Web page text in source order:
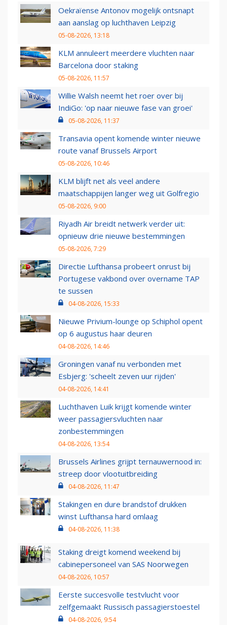
Oekraïense Antonov mogelijk ontsnapt
aan aanslag op luchthaven Leipzig
05-08-2026, 13:18
KLM annuleert meerdere vluchten naar
Barcelona door staking
05-08-2026, 11:57
Willie Walsh neemt het roer over bij
IndiGo: 'op naar nieuwe fase van groei'
05-08-2026, 11:37
Transavia opent komende winter nieuwe
route vanaf Brussels Airport
05-08-2026, 10:46
KLM blijft net als veel andere
maatschappijen langer weg uit Golfregio
05-08-2026, 9:00
Riyadh Air breidt netwerk verder uit:
opnieuw drie nieuwe bestemmingen
05-08-2026, 7:29
Directie Lufthansa probeert onrust bij
Portugese vakbond over overname TAP
te sussen
04-08-2026, 15:33
Nieuwe Privium-lounge op Schiphol opent
op 6 augustus haar deuren
04-08-2026, 14:46
Groningen vanaf nu verbonden met
Esbjerg: 'scheelt zeven uur rijden'
04-08-2026, 14:41
Luchthaven Luik krijgt komende winter
weer passagiersvluchten naar
zonbestemmingen
04-08-2026, 13:54
Brussels Airlines grijpt ternauwernood in:
streep door vlootuitbreiding
04-08-2026, 11:47
Stakingen en dure brandstof drukken
winst Lufthansa hard omlaag
04-08-2026, 11:38
Staking dreigt komend weekend bij
cabinepersoneel van SAS Noorwegen
04-08-2026, 10:57
Eerste succesvolle testvlucht voor
zelfgemaakt Russisch passagierstoestel
04-08-2026, 9:54